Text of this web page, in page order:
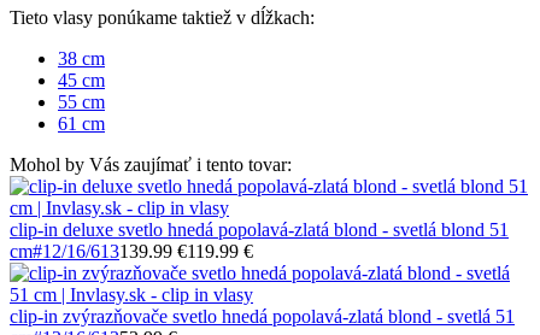
Tieto vlasy ponúkame taktiež v dĺžkach:
38 cm
45 cm
55 cm
61 cm
Mohol by Vás zaujímať i tento tovar:
clip-in deluxe svetlo hnedá popolavá-zlatá blond - svetlá blond 51
cm#12/16/613139.99 €119.99 €
clip-in zvýrazňovače svetlo hnedá popolavá-zlatá blond - svetlá 51